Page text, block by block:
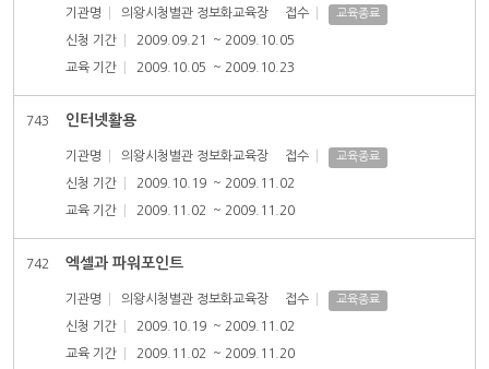
기관명 의왕시청별관 정보화교육장 접수 교육종료
신청 기간 2009.09.21 ~ 2009.10.05
교육 기간 2009.10.05 ~ 2009.10.23
743 인터넷활용
기관명 의왕시청별관 정보화교육장 접수 교육종료
신청 기간 2009.10.19 ~ 2009.11.02
교육 기간 2009.11.02 ~ 2009.11.20
742 엑셀과 파워포인트
기관명 의왕시청별관 정보화교육장 접수 교육종료
신청 기간 2009.10.19 ~ 2009.11.02
교육 기간 2009.11.02 ~ 2009.11.20